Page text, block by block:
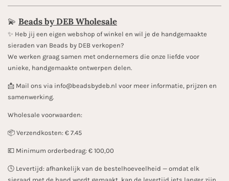
💫 Beads by DEB Wholesale
✨️ Heb jij een eigen webshop of winkel en wil je de handgemaakte
sieraden van Beads by DEB verkopen?
We werken graag samen met ondernemers die onze liefde voor
unieke, handgemaakte ontwerpen delen.
📩 Mail ons via info@beadsbydeb.nl voor meer informatie, prijzen en
samenwerking.
Wholesale voorwaarden:
📦 Verzendkosten: € 7.45
💶 Minimum orderbedrag: € 100,00
🕓 Levertijd: afhankelijk van de bestelhoeveelheid — omdat elk